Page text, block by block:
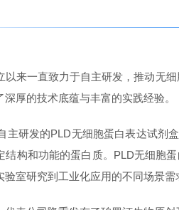
以来一直致力于自主研发，推动无
厚的技术底蕴与丰富的实践经验。
主研发的PLD无细胞蛋白表达试剂
结构和功能的蛋白质。PLD无细胞
室研究到工业化应用的不同场景需